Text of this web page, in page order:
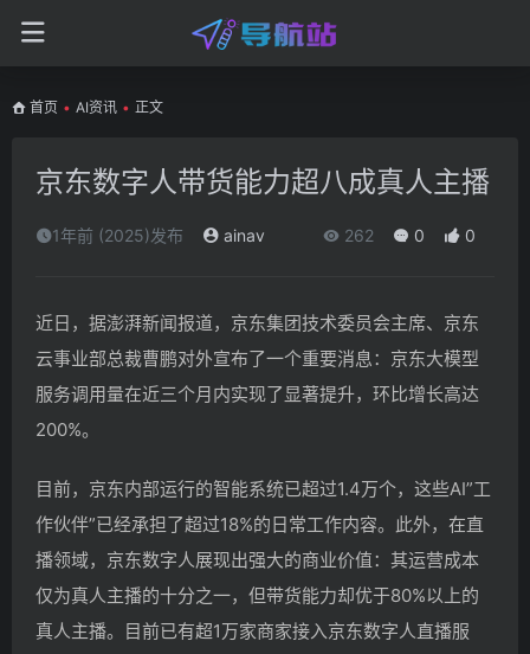
首页 • AI资讯 • 正文
京东数字人带货能力超八成真人主播
1年前 (2025)发布 ainav 262 0 0
近日，据澎湃新闻报道，京东集团技术委员会主席、京东
云事业部总裁曹鹏对外宣布了一个重要消息：京东大模型
服务调用量在近三个月内实现了显著提升，环比增长高达
200%。
目前，京东内部运行的智能系统已超过1.4万个，这些AI”工
作伙伴”已经承担了超过18%的日常工作内容。此外，在直
播领域，京东数字人展现出强大的商业价值：其运营成本
仅为真人主播的十分之一，但带货能力却优于80%以上的
真人主播。目前已有超1万家商家接入京东数字人直播服